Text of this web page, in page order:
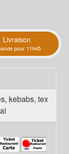
Livraison
pour 11h45
kebabs, tex